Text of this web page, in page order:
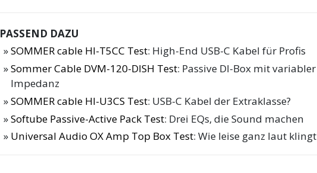
PASSEND DAZU
SOMMER cable HI-T5CC Test: High-End USB-C Kabel für Profis
Sommer Cable DVM-120-DISH Test: Passive DI-Box mit variabler
Impedanz
SOMMER cable HI-U3CS Test: USB-C Kabel der Extraklasse?
Softube Passive-Active Pack Test: Drei EQs, die Sound machen
Universal Audio OX Amp Top Box Test: Wie leise ganz laut klingt